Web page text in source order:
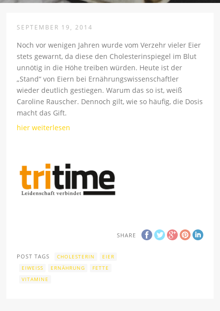
SEPTEMBER 19, 2014
Noch vor wenigen Jahren wurde vom Verzehr vieler Eier
stets gewarnt, da diese den Cholesterinspiegel im Blut
unnötig in die Höhe treiben würden. Heute ist der
„Stand“ von Eiern bei Ernährungswissenschaftler
wieder deutlich gestiegen. Warum das so ist, weiß
Caroline Rauscher. Dennoch gilt, wie so häufig, die Dosis
macht das Gift.
hier weiterlesen
SHARE
POST TAGS CHOLESTERIN
EIER
EIWEISS
ERNÄHRUNG
FETTE
VITAMINE